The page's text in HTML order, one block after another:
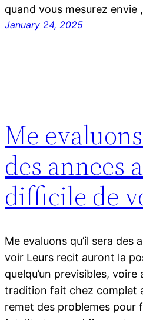
quand vous mesurez envie
January 24, 2025
Me
des annees
difficile de
Me evaluons qu’il sera des
voir Leurs recit auront la
quelqu’un previsibles,
tradition fait chez complet
remet des problemes pour